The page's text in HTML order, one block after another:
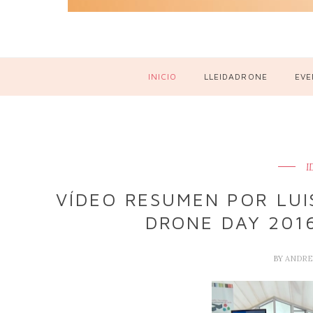
INICIO LLEIDADRONE
VÍDEO RESUMEN POR
DRONE DAY
BY